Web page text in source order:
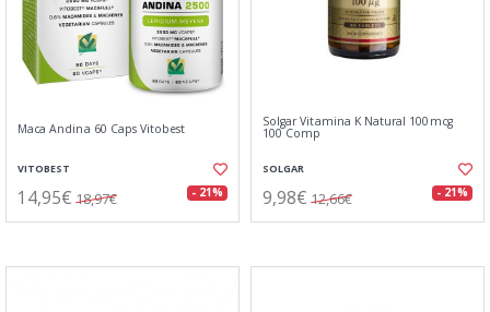
Maca Andina 60 Caps Vitobest
VITOBEST
14,95€ 18,97€ - 21%
Solgar Vitamina K Natural 100mcg
100 Comp
SOLGAR
9,98€ 12,66€ - 21%